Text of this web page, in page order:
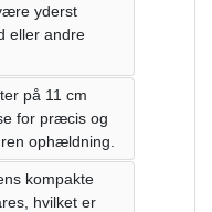
yderst
eller andre
på 11 cm
for præcis og
ophældning.
kompakte
hvilket er